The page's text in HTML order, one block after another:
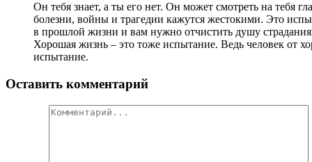
Он тебя знает, а ты его нет. Он может смотреть на тебя
болезни, войны и трагедии кажутся жестокими. Это
в прошлой жизни и вам нужно отчистить душу
Хорошая жизнь – это тоже испытание. Ведь человек от
испытание.
Оставить комментарий